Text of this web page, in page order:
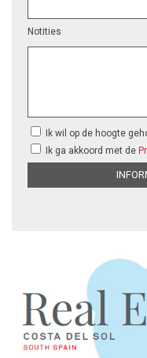
Notities
Ik wil op de hoogte
Ik ga akkoord met de